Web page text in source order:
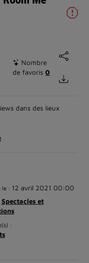
Nombre
de favoris0
dans des lieux
le : 12 avril 2021 00:00
Spectacles et
: